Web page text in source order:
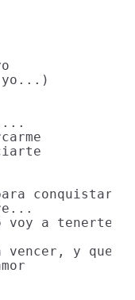
yo...)
conquistarte
voy a
vencer, y que